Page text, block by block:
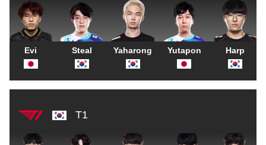
Evi Steal Yaharong Yutapon Harp
T1